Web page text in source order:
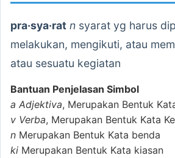
pra·sya·rat n syarat yg harus
melakukan, mengikuti, atau
atau sesuatu kegiatan
Bantuan Penjelasan Simbol
a Adjektiva, Merupakan Bentuk
v Verba, Merupakan Bentuk Kata
n Merupakan Bentuk Kata benda
ki Merupakan Bentuk Kata kiasan